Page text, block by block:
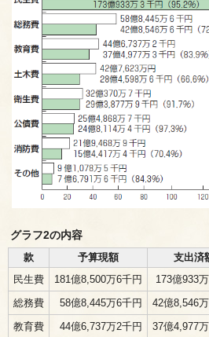
グラフ2の内容
款
予算現額 支出済
民生費
181億8,500万6千円 173億933
総務費
58億8,445万6千円 42億8,546
教育費
44億6,737万2千円 37億4,977